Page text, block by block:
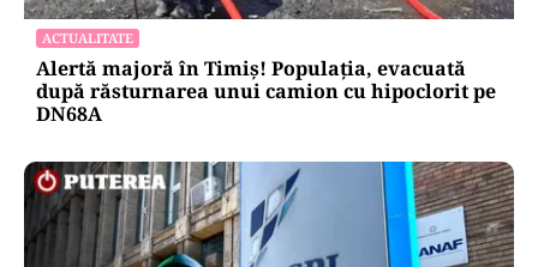
ACTUALITATE
Alertă majoră în Timiș! Populația, evacuată
după răsturnarea unui camion cu hipoclorit pe
DN68A